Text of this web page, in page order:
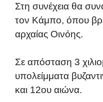
Στη συνέχεια θα
τον Κάμπο, όπου
αρχαίας Οινόης.
Σε απόσταση 3
υπολείμματα
και 12ου αιώνα.